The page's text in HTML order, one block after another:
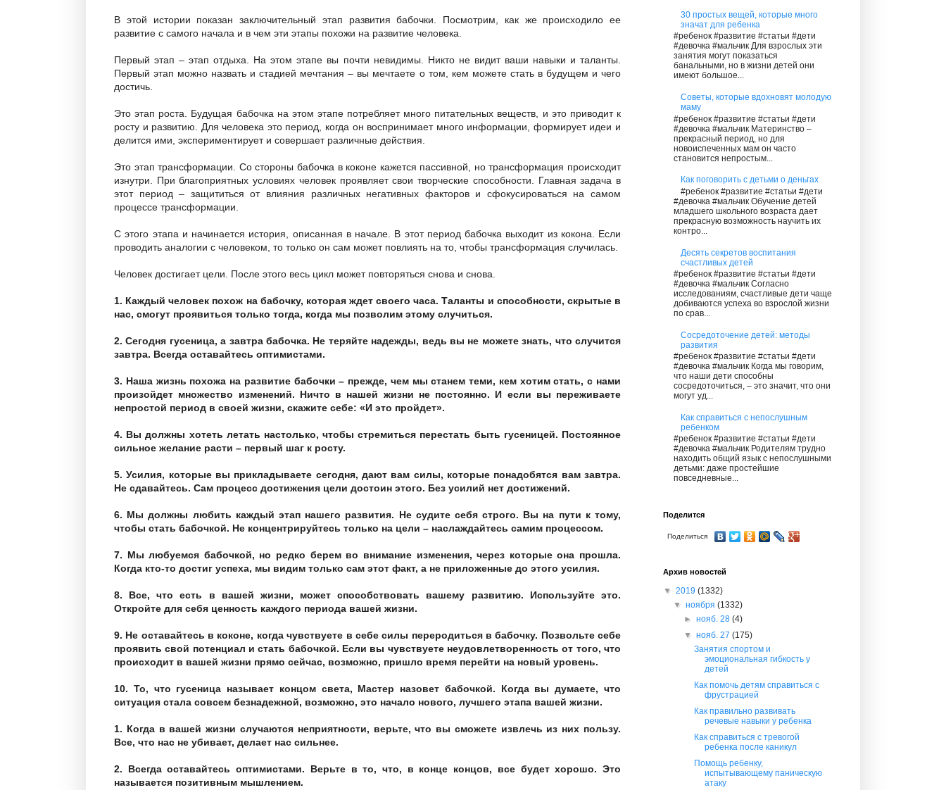
В этой истории показан заключительный этап развития бабочки. Посмотрим, как же происходило ее
развитие с самого начала и в чем эти этапы похожи на развитие человека.
Первый этап – этап отдыха. На этом этапе вы почти невидимы. Никто не видит ваши навыки и таланты.
Первый этап можно назвать и стадией мечтания – вы мечтаете о том, кем можете стать в будущем и чего
достичь.
Это этап роста. Будущая бабочка на этом этапе потребляет много питательных веществ, и это приводит к
росту и развитию. Для человека это период, когда он воспринимает много информации, формирует идеи и
делится ими, экспериментирует и совершает различные действия.
Это этап трансформации. Со стороны бабочка в коконе кажется пассивной, но трансформация происходит
изнутри. При благоприятных условиях человек проявляет свои творческие способности. Главная задача в
этот период – защититься от влияния различных негативных факторов и сфокусироваться на самом
процессе трансформации.
С этого этапа и начинается история, описанная в начале. В этот период бабочка выходит из кокона. Если
проводить аналогии с человеком, то только он сам может повлиять на то, чтобы трансформация случилась.
Человек достигает цели. После этого весь цикл может повторяться снова и снова.
1. Каждый человек похож на бабочку, которая ждет своего часа. Таланты и способности, скрытые в
нас, смогут проявиться только тогда, когда мы позволим этому случиться.
2. Сегодня гусеница, а завтра бабочка. Не теряйте надежды, ведь вы не можете знать, что случится
завтра. Всегда оставайтесь оптимистами.
3. Наша жизнь похожа на развитие бабочки – прежде, чем мы станем теми, кем хотим стать, с нами
произойдет множество изменений. Ничто в нашей жизни не постоянно. И если вы переживаете
непростой период в своей жизни, скажите себе: «И это пройдет».
4. Вы должны хотеть летать настолько, чтобы стремиться перестать быть гусеницей. Постоянное
сильное желание расти – первый шаг к росту.
5. Усилия, которые вы прикладываете сегодня, дают вам силы, которые понадобятся вам завтра.
Не сдавайтесь. Сам процесс достижения цели достоин этого. Без усилий нет достижений.
6. Мы должны любить каждый этап нашего развития. Не судите себя строго. Вы на пути к тому,
чтобы стать бабочкой. Не концентрируйтесь только на цели – наслаждайтесь самим процессом.
7. Мы любуемся бабочкой, но редко берем во внимание изменения, через которые она прошла.
Когда кто-то достиг успеха, мы видим только сам этот факт, а не приложенные до этого усилия.
8. Все, что есть в вашей жизни, может способствовать вашему развитию. Используйте это.
Откройте для себя ценность каждого периода вашей жизни.
9. Не оставайтесь в коконе, когда чувствуете в себе силы переродиться в бабочку. Позвольте себе
проявить свой потенциал и стать бабочкой. Если вы чувствуете неудовлетворенность от того, что
происходит в вашей жизни прямо сейчас, возможно, пришло время перейти на новый уровень.
10. То, что гусеница называет концом света, Мастер назовет бабочкой. Когда вы думаете, что
ситуация стала совсем безнадежной, возможно, это начало нового, лучшего этапа вашей жизни.
1. Когда в вашей жизни случаются неприятности, верьте, что вы сможете извлечь из них пользу.
Все, что нас не убивает, делает нас сильнее.
2. Всегда оставайтесь оптимистами. Верьте в то, что, в конце концов, все будет хорошо. Это
называется позитивным мышлением.
30 простых вещей, которые много
значат для ребенка
#ребенок #развитие #статьи #дети
#девочка #мальчик Для взрослых эти
занятия могут показаться
банальными, но в жизни детей они
имеют большое...
Советы, которые вдохновят молодую
маму
#ребенок #развитие #статьи #дети
#девочка #мальчик Материнство –
прекрасный период, но для
новоиспеченных мам он часто
становится непростым...
Как поговорить с детьми о деньгах
#ребенок #развитие #статьи #дети
#девочка #мальчик Обучение детей
младшего школьного возраста дает
прекрасную возможность научить их
контро...
Десять секретов воспитания
счастливых детей
#ребенок #развитие #статьи #дети
#девочка #мальчик Согласно
исследованиям, счастливые дети чаще
добиваются успеха во взрослой жизни
по срав...
Сосредоточение детей: методы
развития
#ребенок #развитие #статьи #дети
#девочка #мальчик Когда мы говорим,
что наши дети способны
сосредоточиться, – это значит, что они
могут уд...
Как справиться с непослушным
ребенком
#ребенок #развитие #статьи #дети
#девочка #мальчик Родителям трудно
находить общий язык с непослушными
детьми: даже простейшие
повседневные...
Поделится
Поделиться
Архив новостей
▼ 2019 (1332)
▼ноября(1332)
► нояб. 28 (4)
▼ нояб. 27 (175)
Занятия спортом и
эмоциональная гибкость у
детей
Как помочь детям справиться с
фрустрацией
Как правильно развивать
речевые навыки у ребенка
Как справиться с тревогой
ребенка после каникул
Помощь ребенку,
испытывающему паническую
атаку